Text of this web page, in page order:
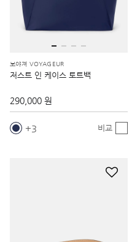
보야져 VOYAGEUR
저스트 인 케이스 토트백
290,000 원
3 비교